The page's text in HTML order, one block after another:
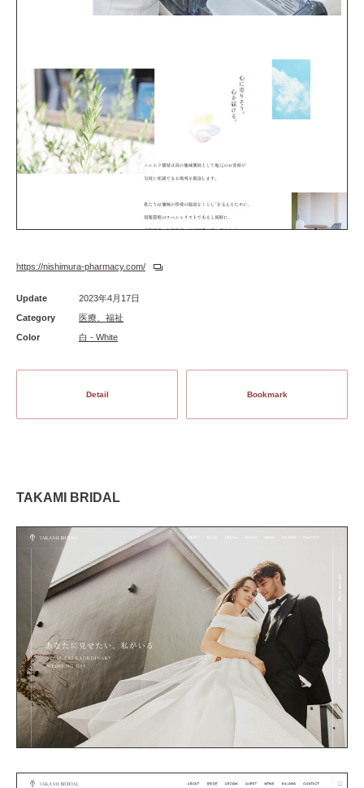
https://nishimura-pharmacy.com/
Update
2023年4月17日
Category
医療、福祉
Color
白 - White
Detail Bookmark
TAKAMI BRIDAL